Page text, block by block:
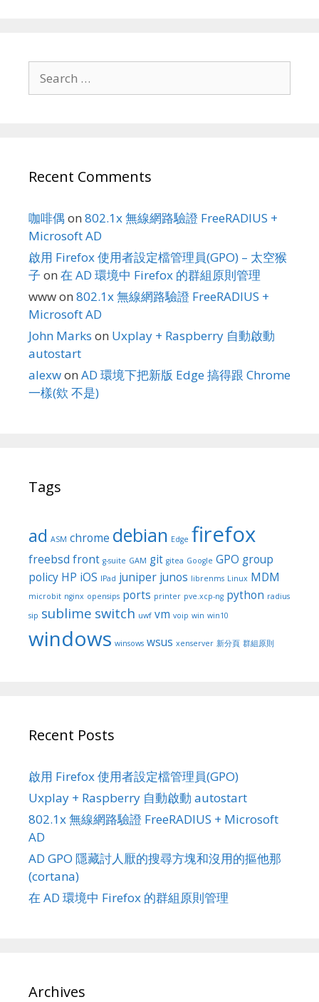
for:
Recent Comments
咖啡偶 on 802.1x 無線網路驗證 FreeRADIUS +
Microsoft AD
啟用 Firefox 使用者設定檔管理員(GPO) – 太空猴
子 on 在 AD 環境中 Firefox 的群組原則管理
wwwon 802.1x 無線網路驗證 FreeRADIUS +
Microsoft AD
John Marks on Uxplay + Raspberry 自動啟動
autostart
alexwon AD 環境下把新版 Edge 搞得跟 Chrome
一樣(欸 不是)
Tags
ad ASM chrome debian Edge firefox
freebsd front g-suite GAM git gitea Google GPO group
policy HP iOS IPad juniper junos librenms Linux MDM
microbit nginx opensips ports printer pve.xcp-ng python radius
sip sublime switch uwf vm voip win win10
windows winsows wsus xenserver 新分頁 群組原則
Recent Posts
啟用 Firefox 使用者設定檔管理員(GPO)
Uxplay + Raspberry 自動啟動 autostart
802.1x 無線網路驗證 FreeRADIUS + Microsoft
AD
AD GPO 隱藏討人厭的搜尋方塊和沒用的摳他那
(cortana)
在 AD 環境中 Firefox 的群組原則管理
Archives